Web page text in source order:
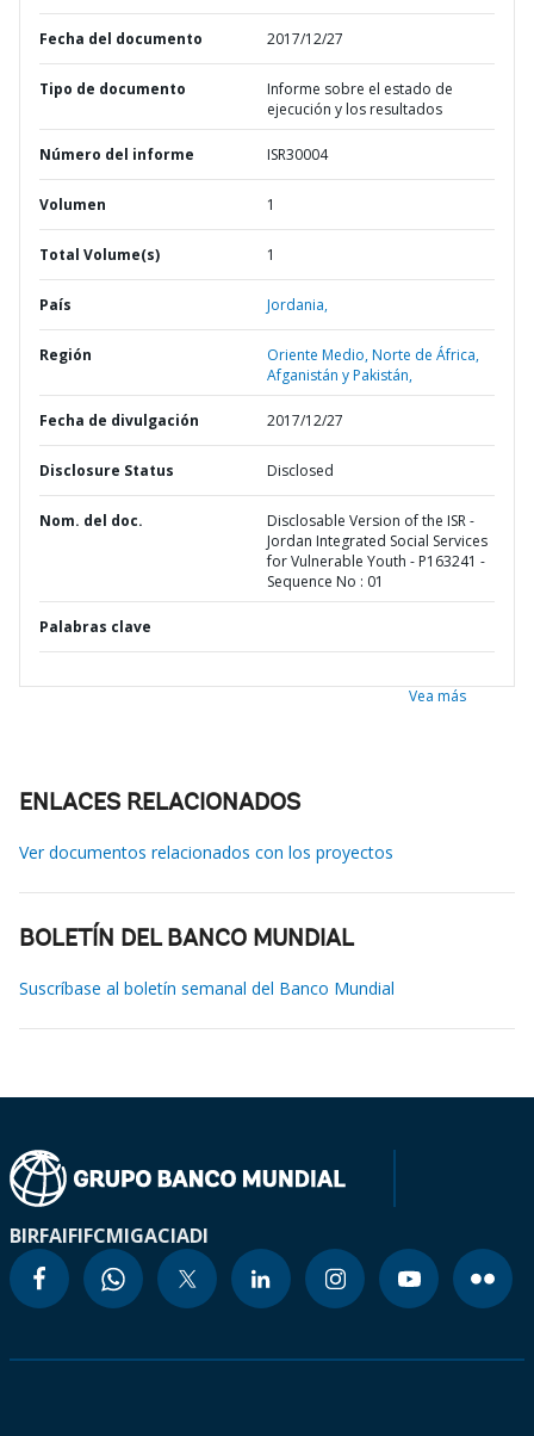
Fecha del documento 2017/12/27
Tipo de documento
Informe sobre el estado de
ejecución y los resultados
Número del informe ISR30004
Volumen 1
Total Volume(s) 1
País Jordania,
Región
Oriente Medio, Norte de África,
Afganistán y Pakistán,
Fecha de divulgación 2017/12/27
Disclosure Status Disclosed
Nom. del doc.
Disclosable Version of the ISR -
Jordan Integrated Social Services
for Vulnerable Youth - P163241 -
Sequence No : 01
Palabras clave
Vea más
ENLACES RELACIONADOS
Ver documentos relacionados con los proyectos
BOLETÍN DEL BANCO MUNDIAL
Suscríbase al boletín semanal del Banco Mundial
BIRFAIFIFCMIGACIADI